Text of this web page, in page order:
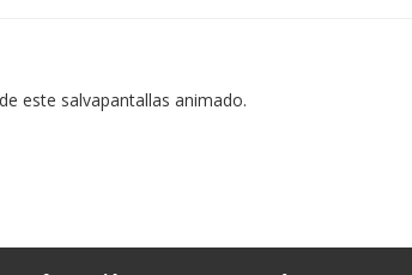
este salvapantallas animado.